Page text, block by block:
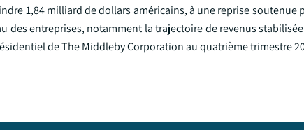
1,84 milliard de dollars américains, à une reprise soutenue
des entreprises, notamment la trajectoire de revenus
de The Middleby Corporation au quatrième trimestre